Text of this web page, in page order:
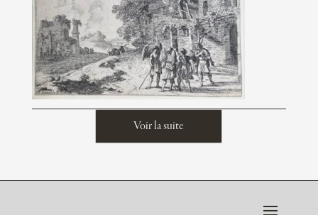
Voir la suite